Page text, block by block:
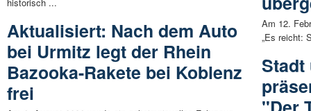
Aktualisiert: Nach dem Auto
bei Urmitz legt der Rhein
Bazooka-Rakete bei Koblenz
frei
Am 12.
„Es reicht:
Stadt